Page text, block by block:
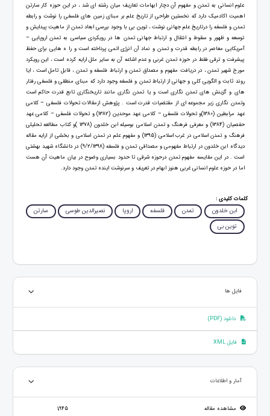
علوم انسانی به تمدن و مفهوم آن دچار ابهامات تعاریف میان رشته ای شد ، در این حوزه کار سارتن
اهمیت اکادمیک دارد که نخستین طراحی از تاریخ علم بر مبنای زمین های فلسفی را نوشت و رابطه
تمدن و فلسفه را درتاریخ علم جهانی نوشت ، توین بی با وجود بررسی ابعاد تمدن از ماهیت پیدایش و
توسعه و ظهور و سقوط و انتقال و ارتباط جهانی تمدن ها در رویکردی سیاسی به تمدن اروپایی –
آمریکایی معاصر در رابطه قدرت و تمدن و نماد آن انرژی اتمی پرداخته است و را ه هایی برای حفظ
پیشرفت و ترقی فقط در حوزه تمدن غربی و عدم اشاعه آن به سایر ملل ارایه کرده است ، این رویکرد
مورخ شهیر تمدن ، در دریافت مفهوم و مصداق تمدن و ارتباط فلسفه و تمدن ، قابل تامل است ، ایا
روند ثابت و الگویی کلی و جهانی از ارتباط تمدن و فلسفه وجود دارد که مبنای منطقی و فلسفی رفتار
های و گزینش های تمدن نگاری است و یا تمدن نگاری مانند تاریخنگاری تابع قدرت حاکم است
وتمدن نگاری زیر مجموعه ای از مقتضیات قدرت است . پژوهش ازمقالات تحولات فلسفی – کلامی
عهد مرابطین (1380)و تحولات فلسفی – کلامی عهد موحدین (1382) و تحولات فلسفی – کلامی عهد
حفصیان (1384) و معرفی فرهنگ و تمدن اسلامی بوسیله ابن خلدون (1378 )و کتاب مطالعه تحلیلی
فرهنگ و تمدن اسلامی در غرب اسلامی (1395) و مفهوم علم در تمدن اسلامی و بخشی از ارایه مقاله
دیدگاه ابن خلدون در ارتباط مفهومی و مصداقی تمدن و فلسفه (9/2/1398) در دانشگاه شهید بهشتی
است . در این مقایسه مفهوم تمدن درحوزه شرقی تا حدود بسیاری وضوح در بیان ماهیت آن هست
اما در حوزه علوم انسانی غربی هنوز ابهام در تعریف و سرنوشت اینده تمدن وجود دارد.
کلمات کلیدی :
ابن خلدون تمدن فلسفه اروپا نصیرالدین طوسی
سارتن
توین بی
فایل ها
دانلود (PDF)
فایل XML
آمار و اطلاعات
مشاهده مقاله 1,945